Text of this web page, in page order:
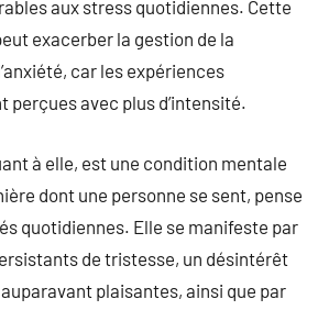
aux stress quotidiennes. Cette
exacerber la gestion de la
car les expériences
perçues avec plus d’intensité.
à elle, est une condition mentale
dont une personne se sent, pense
quotidiennes. Elle se manifeste par
de tristesse, un désintérêt
plaisantes, ainsi que par